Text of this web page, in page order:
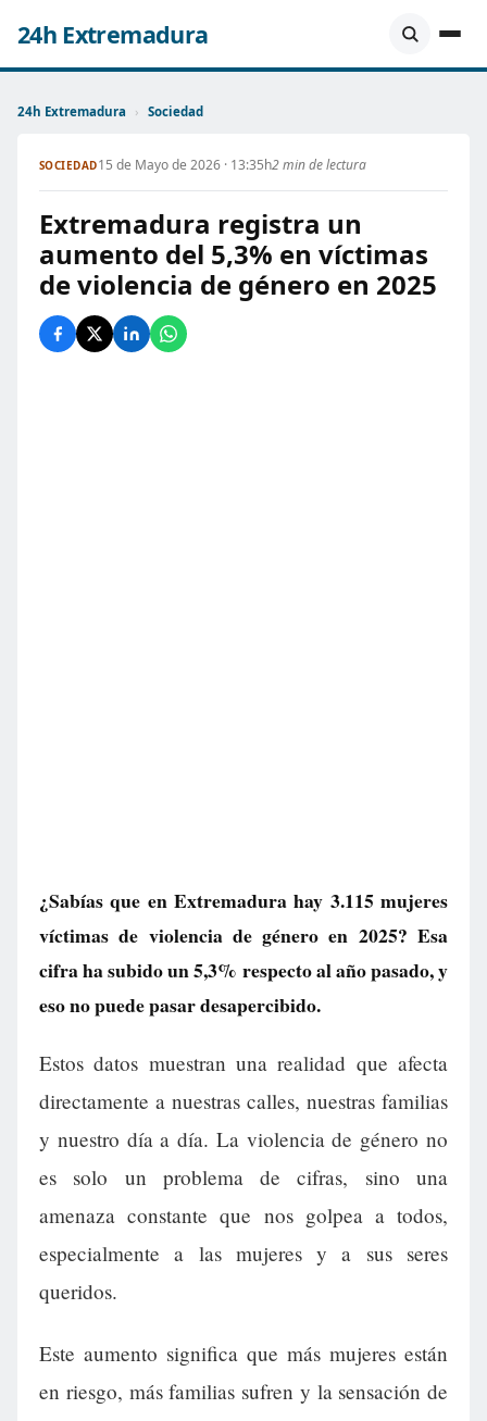
24h Extremadura
24h Extremadura › Sociedad
SOCIEDAD15 de Mayo de 2026 · 13:35h2 min de lectura
Extremadura registra un
aumento del 5,3% en víctimas
de violencia de género en 2025
¿Sabías que en Extremadura hay 3.115 mujeres
víctimas de violencia de género en 2025? Esa
cifra ha subido un 5,3% respecto al año pasado, y
eso no puede pasar desapercibido.
Estos datos muestran una realidad que afecta
directamente a nuestras calles, nuestras familias
y nuestro día a día. La violencia de género no
es solo un problema de cifras, sino una
amenaza constante que nos golpea a todos,
especialmente a las mujeres y a sus seres
queridos.
Este aumento significa que más mujeres están
en riesgo, más familias sufren y la sensación de